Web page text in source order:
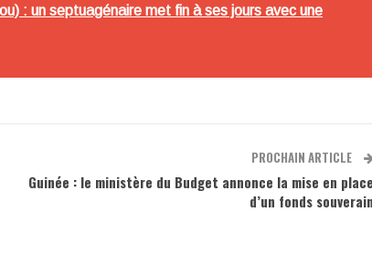
: un septuagénaire met fin à ses jours avec une
PROCHAIN ARTICLE
Guinée : le ministère du Budget annonce la mise en
d’un fonds